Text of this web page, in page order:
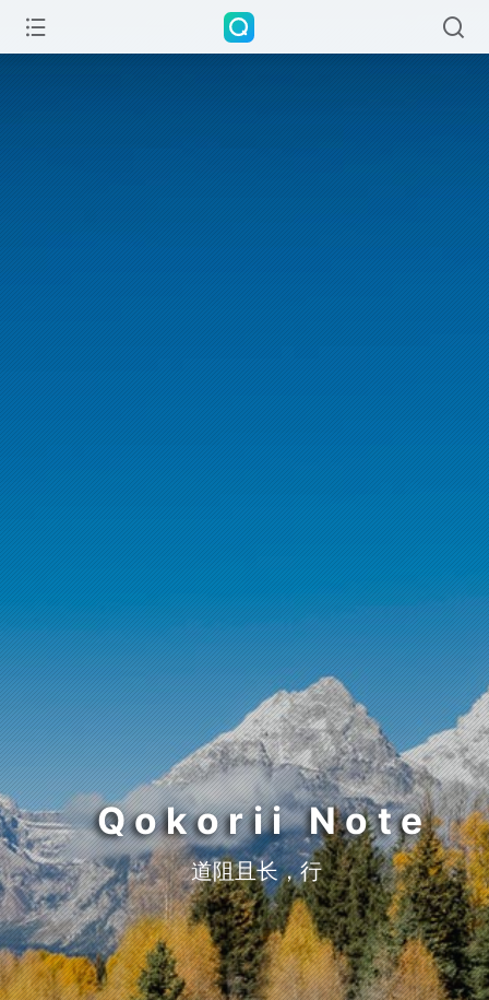
Qokorii Note
道阻且长，行则